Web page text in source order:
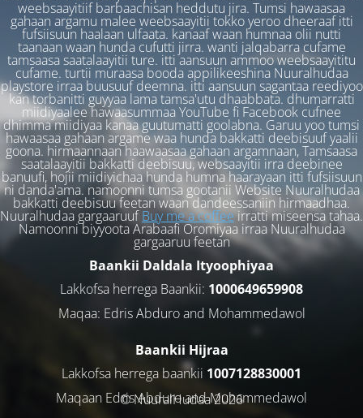
weebsaayitiif barbaachisan heddutu jira. Tumsi hawaasaa
gahaan argamu malee weebsaayitii tokko yeroo dheeraaf itti
fufsiisuun haalaan ulfaata. kanaaf waan humnaa olii nutti
taanaan waan hunda cufutti jirra. wanti jalqabarra cufame
tamsaasa saatalaayitii ture. itti aansuun ammoo weebsaayititu
cufame. turtii muraasa booda appilikeeshina Nuuralhudaa
playstore irraa buusuuf deemna. itti aansuun sagantaa reediyoo
kan torbanitti guyyaa lama tamsa'utu dhaabbata. dhumarratti
miidiyaalee hawaasummaa YouTube fi Facebook cufnee
dhimma miidiyaa kanaa guutumatti goolabna. Garuu yoo tumsi
hawaasaa gahaan argame waa hunda bakkatti deebisuuf yaalii
goona. hirmaannaan haawaasaa gahaan argamnaan, Tamsaasa
saatalaayitii bakkatti deebisuu, websaayitii irra deebinee
banuufi, hojii miidiyichaa hunda humna haarayaan itti fufsiisuun
ni danda'ama. namoonni tumsa gootanii Website Nuuralhudaa
bakkatti deebisuu feetan waan dandeessaniin hirmaadhaa.
Nuuralhudaa gargaaruufBuy me a coffeeirratti miseensa tahaa.
Namoonni biyyoota Arabaafi Oromiyaa irraa Nuuralhudaa
gargaaruu feetan
Baankii Daldala Ityoophiyaa
Lakkofsa herrega Baankii: 1000649659908
Maqaa: Edris Abduro and Mohammedawol
Baankii Hijraa
Lakkofsa herrega baankii 1007128830001
Maqaan Edris Abduro and Muhammedawol
© NuuralHudaa 2026